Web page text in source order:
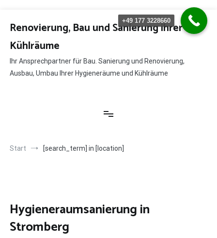
Inhalt
springen
Renovierung, Bau und Sanierung ihrer
Kühlräume
Ihr Ansprechpartner für Bau. Sanierung und Renovierung,
Ausbau, Umbau Ihrer Hygieneräume und Kühlräume
Start [search_term] in [location]
Hygieneraumsanierung in
Stromberg
+49 177 3228660